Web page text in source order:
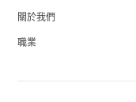
關於我們
職業